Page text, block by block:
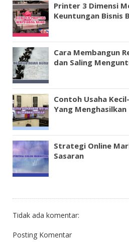
Printer 3 Dimensi
Keuntungan Bisnis
Cara Membangun
dan Saling
Contoh Usaha
Yang Menghasilkan
Strategi Online
Sasaran
Tidak ada komentar:
Posting Komentar